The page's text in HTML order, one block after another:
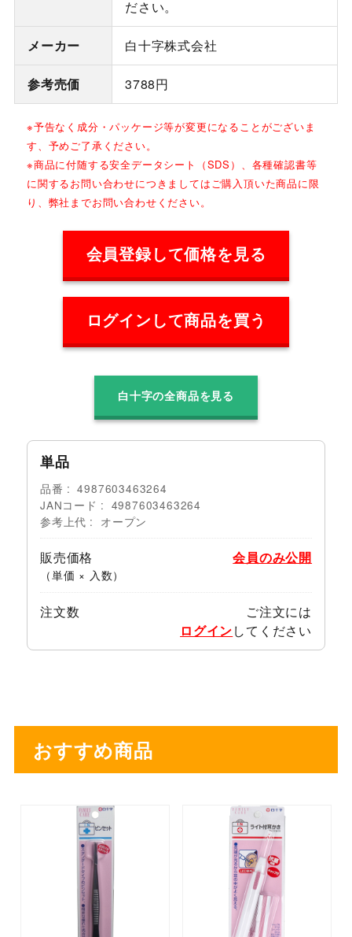
ださい。
メーカー 白十字株式会社
参考売価 3788円
※予告なく成分・パッケージ等が変更になることがございま
す、予めご了承ください。
※商品に付随する安全データシート（SDS）、各種確認書等
に関するお問い合わせにつきましてはご購入頂いた商品に限
り、弊社までお問い合わせください。
会員登録して価格を見る
ログインして商品を買う
白十字の全商品を見る
単品
品番
4987603463264
JANコード
4987603463264
参考上代
オープン
販売価格
（単価 × 入数）
会員のみ公開
注文数
ご注文には
ログインしてください
おすすめ商品